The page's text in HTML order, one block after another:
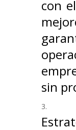
con
sin